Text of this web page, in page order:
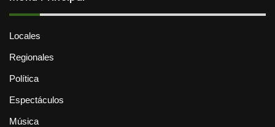
Locales
Regionales
Política
Espectáculos
Música